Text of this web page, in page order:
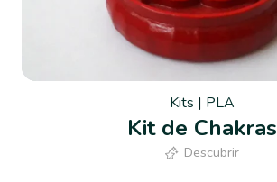
Kits | PLA
Kit de Chakras
Descubrir